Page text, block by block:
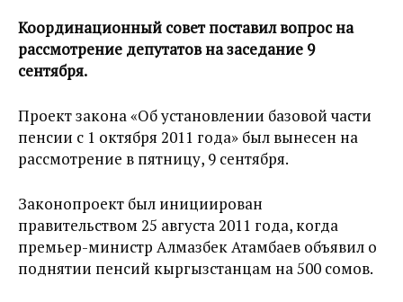
Координационный совет поставил вопрос на
рассмотрение депутатов на заседание 9
сентября.
Проект закона «Об установлении базовой части
пенсии с 1 октября 2011 года» был вынесен на
рассмотрение в пятницу, 9 сентября.
Законопроект был инициирован
правительством 25 августа 2011 года, когда
премьер-министр Алмазбек Атамбаев объявил о
поднятии пенсий кыргызстанцам на 500 сомов.